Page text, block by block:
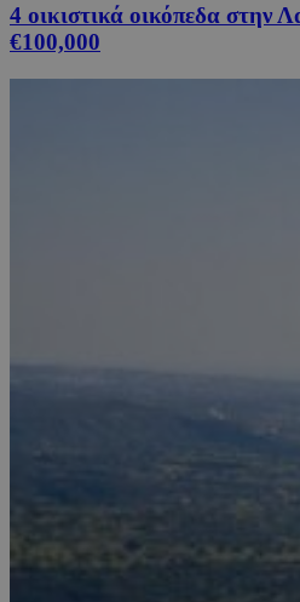
4 οικιστικά οικόπεδα στην
€100,000